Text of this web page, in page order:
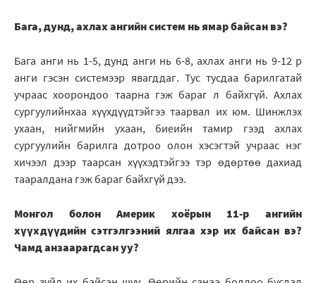
Бага, дунд, ахлах ангийн систем нь ямар байсан вэ?
Бага анги нь 1-5, дунд анги нь 6-8, ахлах анги нь 9-12 р
анги гэсэн системээр явагддаг. Тус тусдаа барилгатай
учраас хоорондоо таарна гэж бараг л байхгүй. Ахлах
сургуулийнхаа хүүхдүүдтэйгээ таарвал их юм. Шинжлэх
ухаан, нийгмийн ухаан, биеийн тамир гээд ахлах
сургуулийн барилга дотроо олон хэсэгтэй учраас нэг
хичээл дээр таарсан хүүхэдтэйгээ тэр өдөртөө дахиад
тааралдана гэж бараг байхгүй дээ.
Монгол болон Америк хоёрын 11-р ангийн
хүүхдүүдийн сэтгэлгээний ялгаа хэр их байсан вэ?
Чамд анзаарагдсан уу?